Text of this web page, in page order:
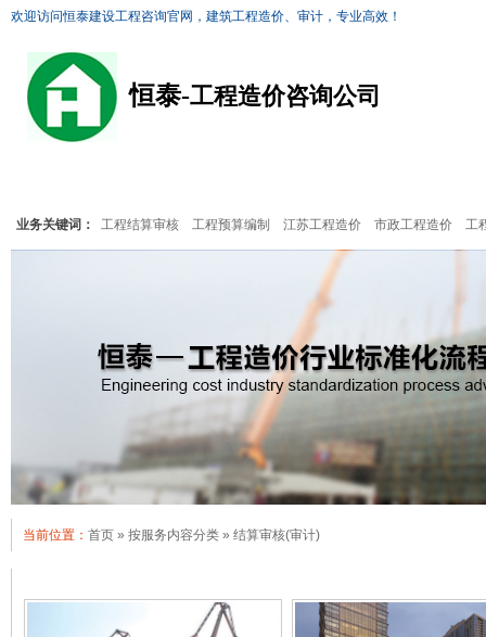
欢迎访问恒泰建设工程咨询官网，建筑工程造价、审计，专业高效！
恒泰-工程造价咨询公司
业务关键词： 工程结算审核 工程预算编制 江苏工程造价 市政工程造价 工
当前位置： 首页 » 按服务内容分类 » 结算审核(审计)